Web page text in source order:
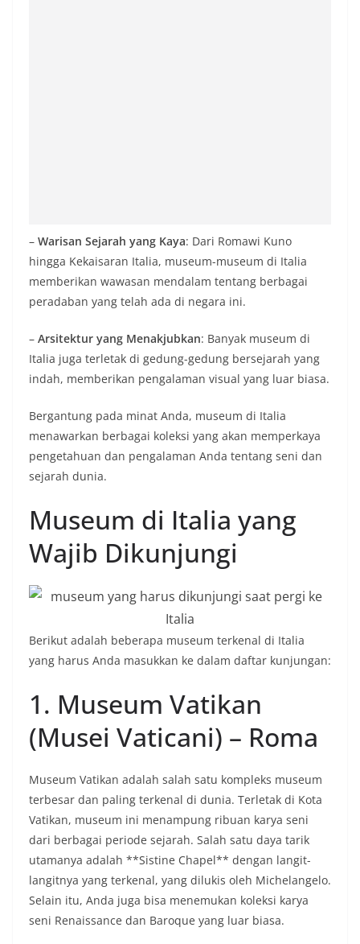
– Warisan Sejarah yang Kaya: Dari Romawi Kuno
hingga Kekaisaran Italia, museum-museum di Italia
memberikan wawasan mendalam tentang berbagai
peradaban yang telah ada di negara ini.
– Arsitektur yang Menakjubkan: Banyak museum di
Italia juga terletak di gedung-gedung bersejarah yang
indah, memberikan pengalaman visual yang luar biasa.
Bergantung pada minat Anda, museum di Italia
menawarkan berbagai koleksi yang akan memperkaya
pengetahuan dan pengalaman Anda tentang seni dan
sejarah dunia.
Museum di Italia yang
Wajib Dikunjungi
Berikut adalah beberapa museum terkenal di Italia
yang harus Anda masukkan ke dalam daftar kunjungan:
1. Museum Vatikan
(Musei Vaticani) – Roma
Museum Vatikan adalah salah satu kompleks museum
terbesar dan paling terkenal di dunia. Terletak di Kota
Vatikan, museum ini menampung ribuan karya seni
dari berbagai periode sejarah. Salah satu daya tarik
utamanya adalah **Sistine Chapel** dengan langit-
langitnya yang terkenal, yang dilukis oleh Michelangelo.
Selain itu, Anda juga bisa menemukan koleksi karya
seni Renaissance dan Baroque yang luar biasa.